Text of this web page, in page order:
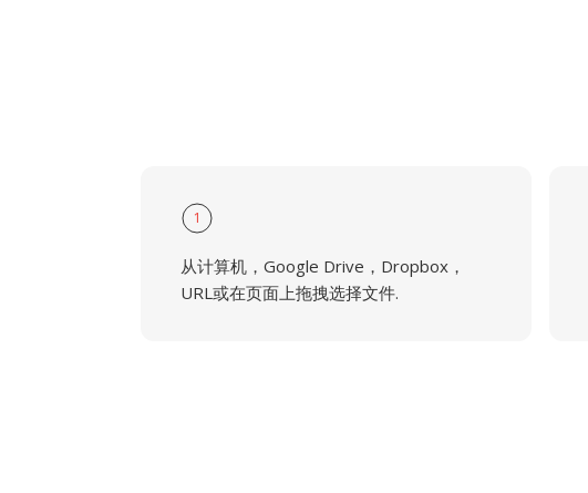
1
从计算机，Google Drive，Dropbox，
URL或在页面上拖拽选择文件.